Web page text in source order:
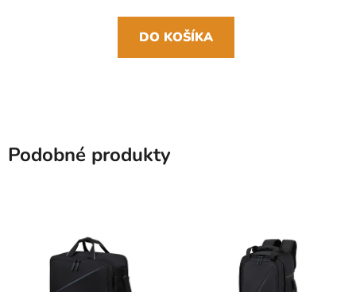
DO KOŠÍKA
Podobné produkty